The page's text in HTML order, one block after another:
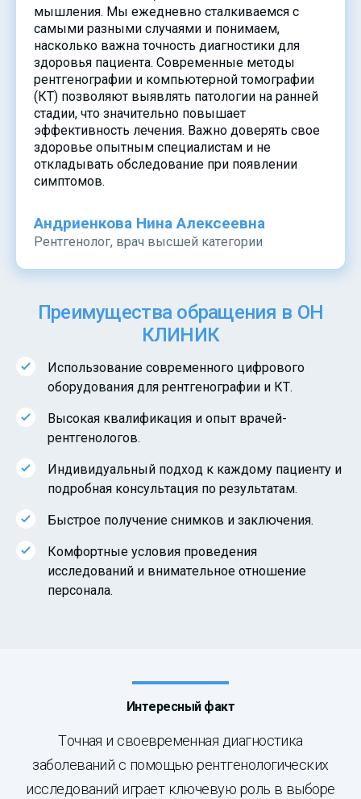
мышления. Мы ежедневно сталкиваемся с
самыми разными случаями и понимаем,
насколько важна точность диагностики для
здоровья пациента. Современные методы
рентгенографии и компьютерной томографии
(КТ) позволяют выявлять патологии на ранней
стадии, что значительно повышает
эффективность лечения. Важно доверять свое
здоровье опытным специалистам и не
откладывать обследование при появлении
симптомов.
Андриенкова Нина Алексеевна
Рентгенолог, врач высшей категории
Преимущества обращения в ОН
КЛИНИК
Использование современного цифрового
оборудования для рентгенографии и КТ.
Высокая квалификация и опыт врачей-
рентгенологов.
Индивидуальный подход к каждому пациенту и
подробная консультация по результатам.
Быстрое получение снимков и заключения.
Комфортные условия проведения
исследований и внимательное отношение
персонала.
Интересный факт
Точная и своевременная диагностика
заболеваний с помощью рентгенологических
исследований играет ключевую роль в выборе